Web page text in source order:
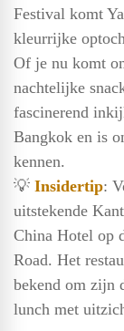
Festival komt
kleurrijke
Of je nu komt
nachtelijke
fascinerend
Bangkok en is
kennen.
💡 Insidertip:
uitstekende
China Hotel op
Road. Het
bekend om zijn
lunch met